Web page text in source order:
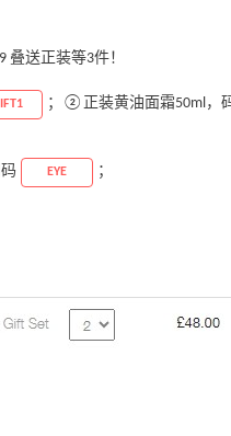
叠送正装等3件！
；②正装黄油面霜50ml，
EYE ；